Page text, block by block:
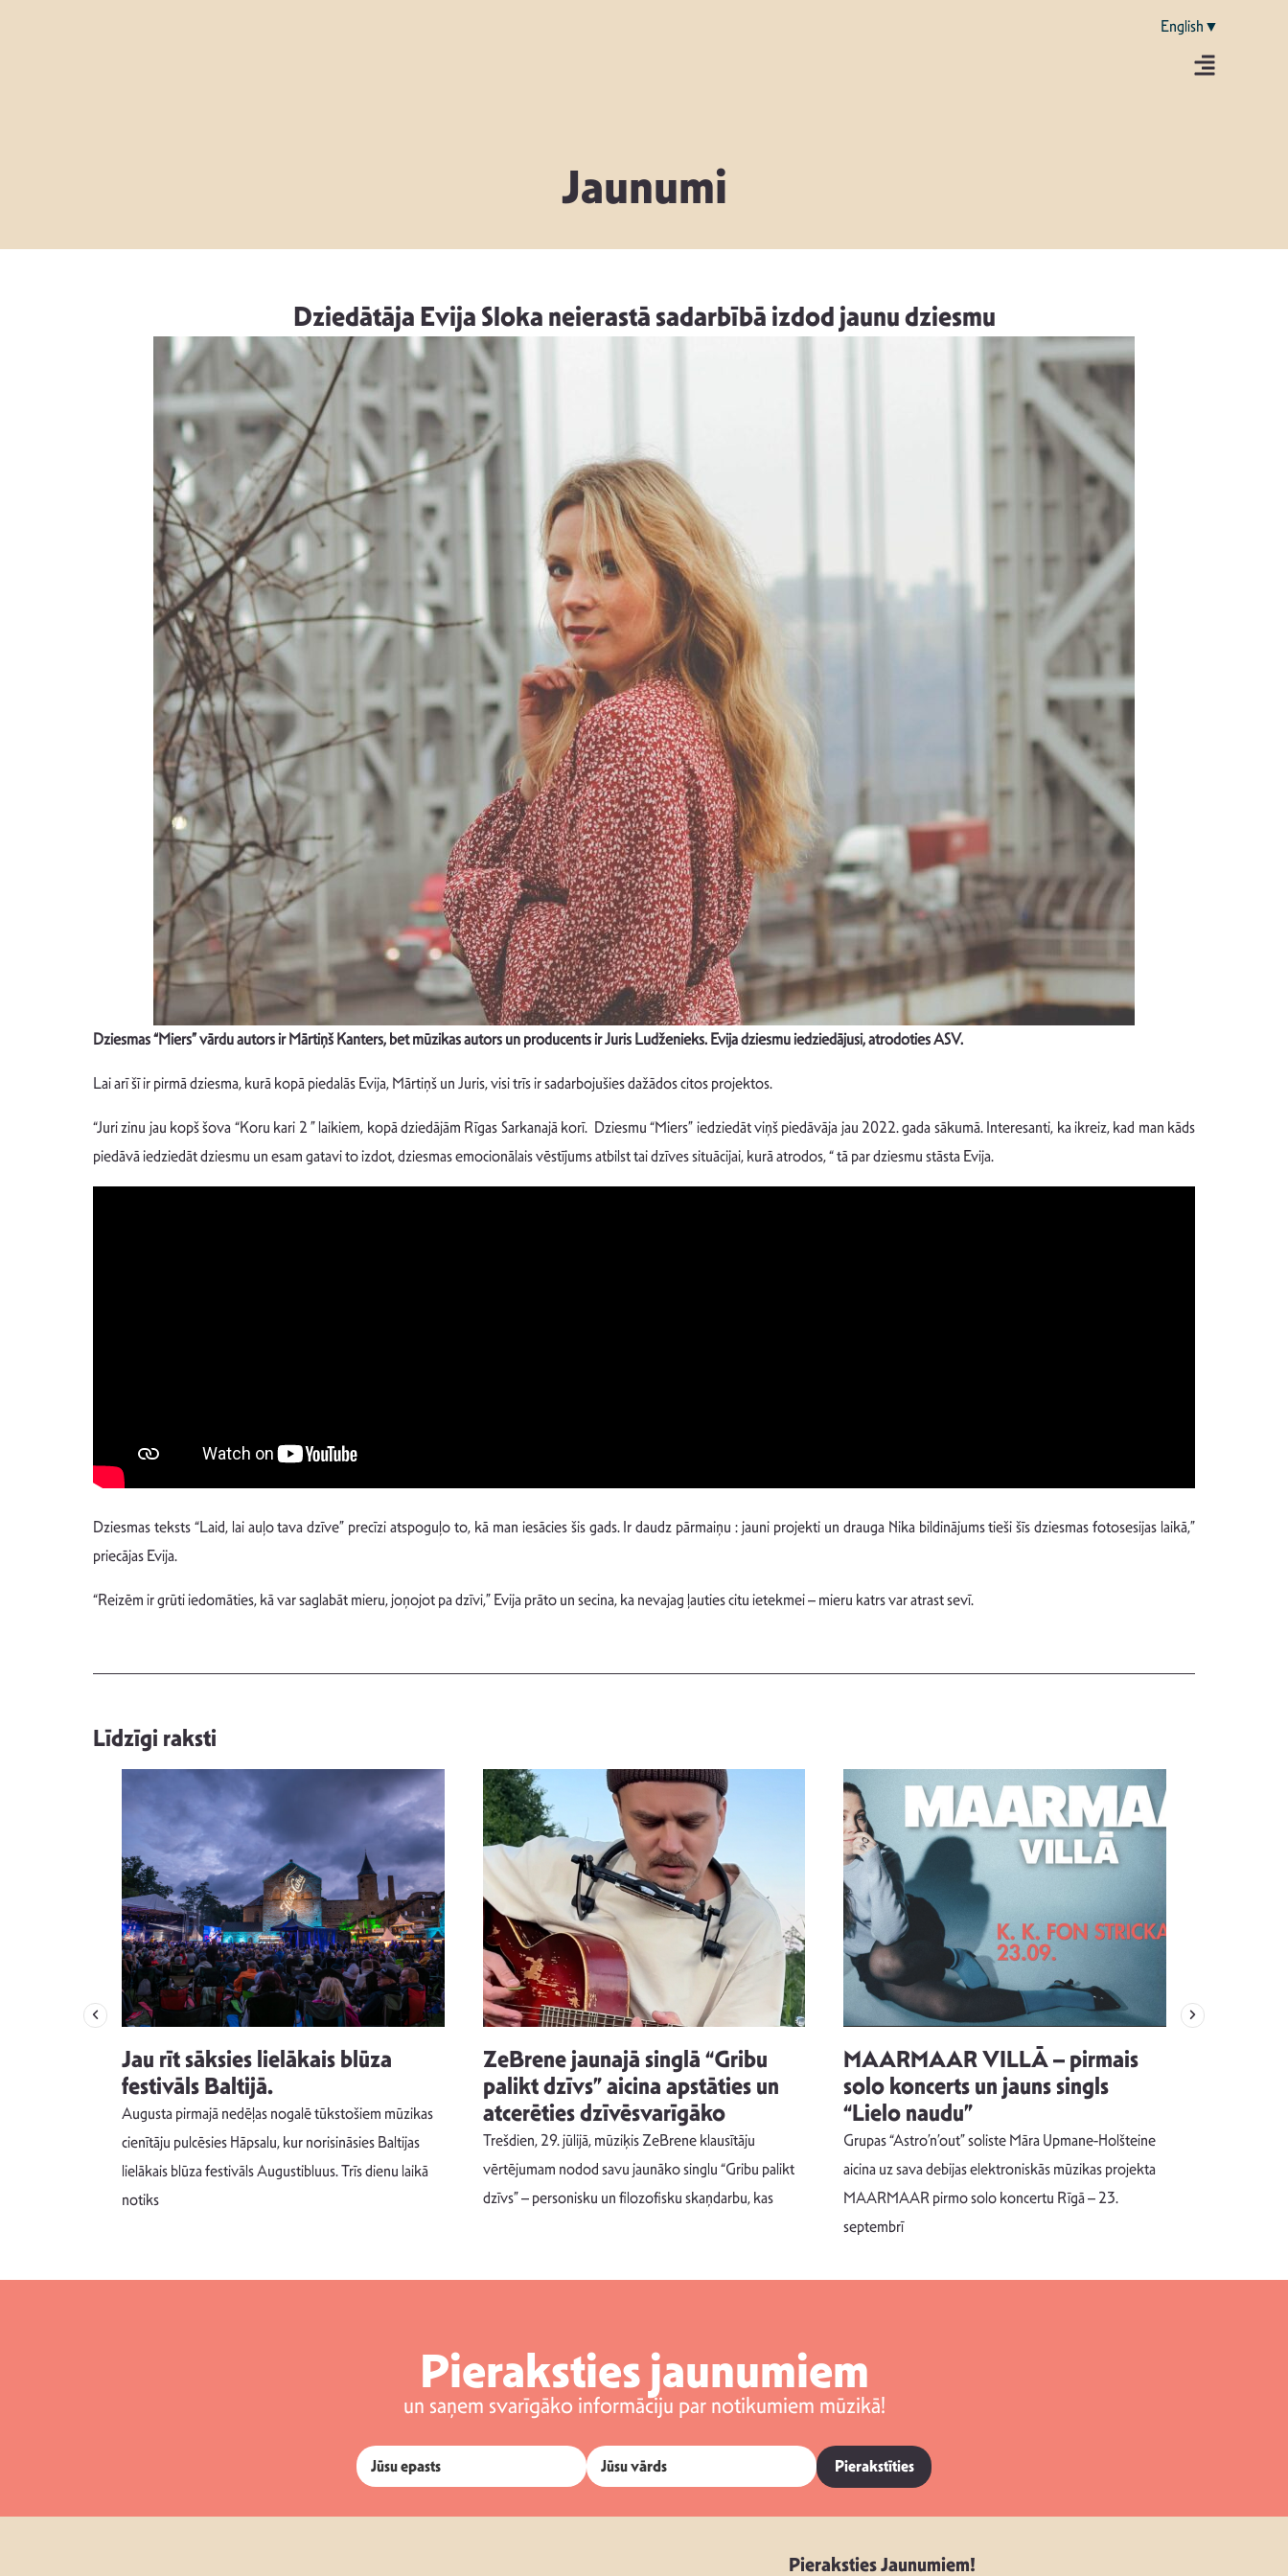
English▼
Jaunumi
Dziedātāja Evija Sloka neierastā sadarbībā izdod jaunu dziesmu
Dziesmas “Miers” vārdu autors ir Mārtiņš Kanters, bet mūzikas autors un producents ir Juris Ludženieks. Evija dziesmu iedziedājusi, atrodoties ASV.
Lai arī šī ir pirmā dziesma, kurā kopā piedalās Evija, Mārtiņš un Juris, visi trīs ir sadarbojušies dažādos citos projektos.
“Juri zinu jau kopš šova “Koru kari 2 ” laikiem, kopā dziedājām Rīgas Sarkanajā korī. Dziesmu “Miers” iedziedāt viņš piedāvāja jau 2022. gada sākumā. Interesanti, ka ikreiz, kad man kāds
piedāvā iedziedāt dziesmu un esam gatavi to izdot, dziesmas emocionālais vēstījums atbilst tai dzīves situācijai, kurā atrodos, “ tā par dziesmu stāsta Evija.
Dziesmas teksts “Laid, lai auļo tava dzīve” precīzi atspoguļo to, kā man iesācies šis gads. Ir daudz pārmaiņu : jauni projekti un drauga Nika bildinājums tieši šīs dziesmas fotosesijas laikā,”
priecājas Evija.
“Reizēm ir grūti iedomāties, kā var saglabāt mieru, joņojot pa dzīvi,” Evija prāto un secina, ka nevajag ļauties citu ietekmei – mieru katrs var atrast sevī.
Līdzīgi raksti
Jau rīt sāksies lielākais blūza
festivāls Baltijā.
Augusta pirmajā nedēļas nogalē tūkstošiem mūzikas
cienītāju pulcēsies Hāpsalu, kur norisināsies Baltijas
lielākais blūza festivāls Augustibluus. Trīs dienu laikā
notiks
ZeBrene jaunajā singlā “Gribu
palikt dzīvs” aicina apstāties un
atcerēties dzīvēsvarīgāko
Trešdien, 29. jūlijā, mūziķis ZeBrene klausītāju
vērtējumam nodod savu jaunāko singlu “Gribu palikt
dzīvs” – personisku un filozofisku skaņdarbu, kas
MAARMAAR VILLĀ – pirmais
solo koncerts un jauns singls
“Lielo naudu”
Grupas “Astro’n’out” soliste Māra Upmane-Holšteine
aicina uz sava debijas elektroniskās mūzikas projekta
MAARMAAR pirmo solo koncertu Rīgā – 23.
septembrī
Pieraksties jaunumiem
un saņem svarīgāko informāciju par notikumiem mūzikā!
Pierakstīties
Pieraksties Jaunumiem!